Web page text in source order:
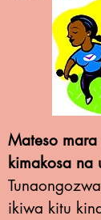
Mateso
kimakosa na
ikiwa kitu